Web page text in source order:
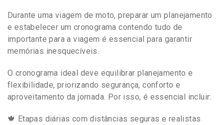
Durante uma viagem de moto, preparar um planejamento
e estabelecer um cronograma contendo tudo de
importante para a viagem é essencial para garantir
memórias inesquecíveis.
O cronograma ideal deve equilibrar planejamento e
flexibilidade, priorizando segurança, conforto e
aproveitamento da jornada. Por isso, é essencial incluir:
🍁 Etapas diárias com distâncias seguras e realistas